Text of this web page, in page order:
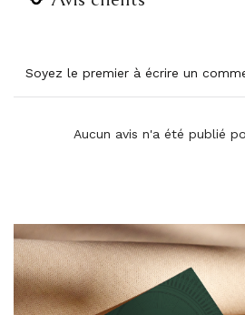
Soyez le premier à écrire un
Aucun avis n'a été publié